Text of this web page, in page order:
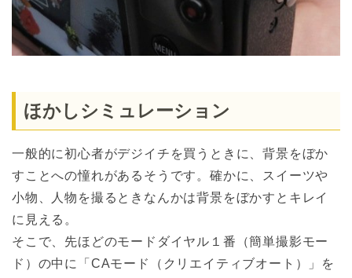
ほかしシミュレーション
一般的に初心者がデジイチを買うときに、背景をぼか
すことへの憧れがあるそうです。確かに、スイーツや
小物、人物を撮るときなんかは背景をぼかすとキレイ
に見える。
そこで、先ほどのモードダイヤル１番（簡単撮影モー
ド）の中に「CAモード（クリエイティブオート）」を